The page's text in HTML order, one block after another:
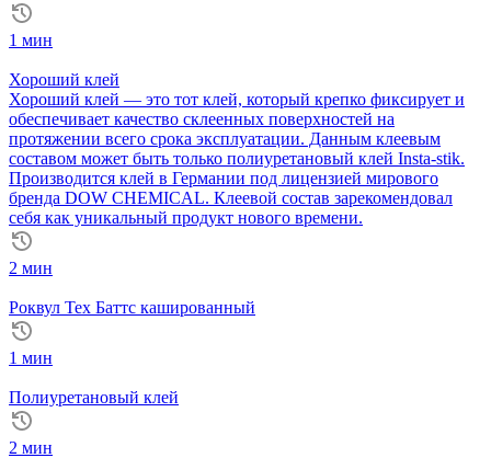
1 мин
Хороший клей
Хороший клей — это тот клей, который крепко фиксирует и
обеспечивает качество склеенных поверхностей на
протяжении всего срока эксплуатации. Данным клеевым
составом может быть только полиуретановый клей Insta-stik.
Производится клей в Германии под лицензией мирового
бренда DOW CHEMICAL. Клеевой состав зарекомендовал
себя как уникальный продукт нового времени.
2 мин
Роквул Тех Баттс кашированный
1 мин
Полиуретановый клей
2 мин